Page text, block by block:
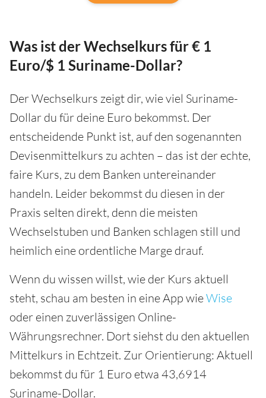
Was ist der Wechselkurs für € 1
Euro/$ 1 Suriname-Dollar?
Der Wechselkurs zeigt dir, wie viel Suriname-
Dollar du für deine Euro bekommst. Der
entscheidende Punkt ist, auf den sogenannten
Devisenmittelkurs zu achten – das ist der echte,
faire Kurs, zu dem Banken untereinander
handeln. Leider bekommst du diesen in der
Praxis selten direkt, denn die meisten
Wechselstuben und Banken schlagen still und
heimlich eine ordentliche Marge drauf.
Wenn du wissen willst, wie der Kurs aktuell
steht, schau am besten in eine App wieWise
oder einen zuverlässigen Online-
Währungsrechner. Dort siehst du den aktuellen
Mittelkurs in Echtzeit. Zur Orientierung: Aktuell
bekommst du für 1 Euro etwa 43,6914
Suriname-Dollar.